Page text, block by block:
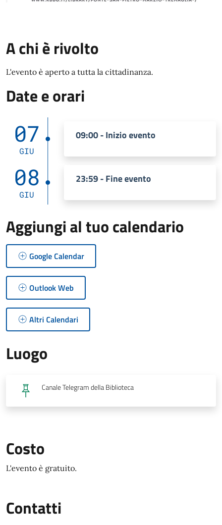
A chi è rivolto
L'evento è aperto a tutta la cittadinanza.
Date e orari
07
GIU
09:00 - Inizio evento
08
GIU
23:59 - Fine evento
Aggiungi al tuo calendario
Google Calendar
Outlook Web
Altri Calendari
Luogo
Canale Telegram della Biblioteca
Costo
L'evento è gratuito.
Contatti